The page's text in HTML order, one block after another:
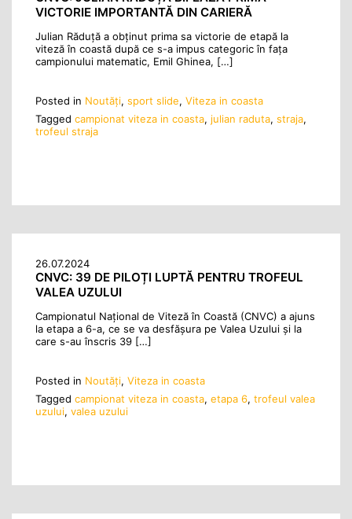
VICTORIE IMPORTANTĂ DIN CARIERĂ
Julian Răduță a obținut prima sa victorie de etapă la
viteză în coastă după ce s-a impus categoric în fața
campionului matematic, Emil Ghinea, […]
Posted in Noutăţi, sport slide, Viteza in coasta
Tagged campionat viteza in coasta, julian raduta, straja,
trofeul straja
26.07.2024
CNVC: 39 DE PILOȚI LUPTĂ PENTRU TROFEUL
VALEA UZULUI
Campionatul Național de Viteză în Coastă (CNVC) a ajuns
la etapa a 6-a, ce se va desfășura pe Valea Uzului și la
care s-au înscris 39 […]
Posted in Noutăţi, Viteza in coasta
Tagged campionat viteza in coasta, etapa 6, trofeul valea
uzului, valea uzului